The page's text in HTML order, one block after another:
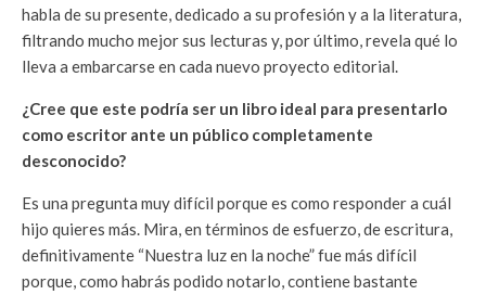
habla de su presente, dedicado a su profesión y a la literatura,
filtrando mucho mejor sus lecturas y, por último, revela qué lo
lleva a embarcarse en cada nuevo proyecto editorial.
¿Cree que este podría ser un libro ideal para presentarlo
como escritor ante un público completamente
desconocido?
Es una pregunta muy difícil porque es como responder a cuál
hijo quieres más. Mira, en términos de esfuerzo, de escritura,
definitivamente “Nuestra luz en la noche” fue más difícil
porque, como habrás podido notarlo, contiene bastante